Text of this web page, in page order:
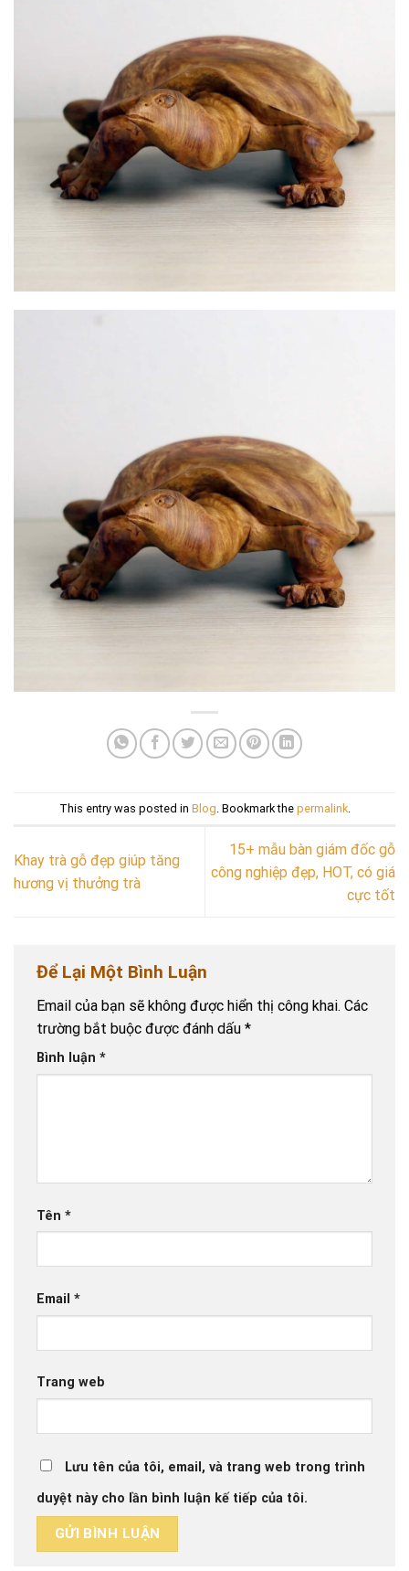
This entry was posted in Blog . Bookmark the permalink.
Khay trà gỗ đẹp giúp tăng
hương vị thưởng trà
15+ mẫu bàn giám đốc gỗ
công nghiệp đẹp, HOT, có giá
cực tốt
Để Lại Một Bình Luận
Email của bạn sẽ không được hiển thị công khai. Các
trường bắt buộc được đánh dấu *
Bình luận *
Tên *
Email *
Trang web
Lưu tên của tôi, email, và trang web trong trình
duyệt này cho lần bình luận kế tiếp của tôi.